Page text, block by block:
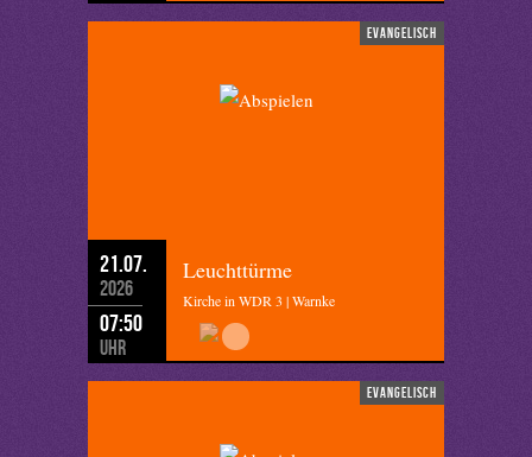
evangelisch
21.07.
2026
07:50
Uhr
Leuchttürme
Kirche in WDR 3 | Warnke
evangelisch